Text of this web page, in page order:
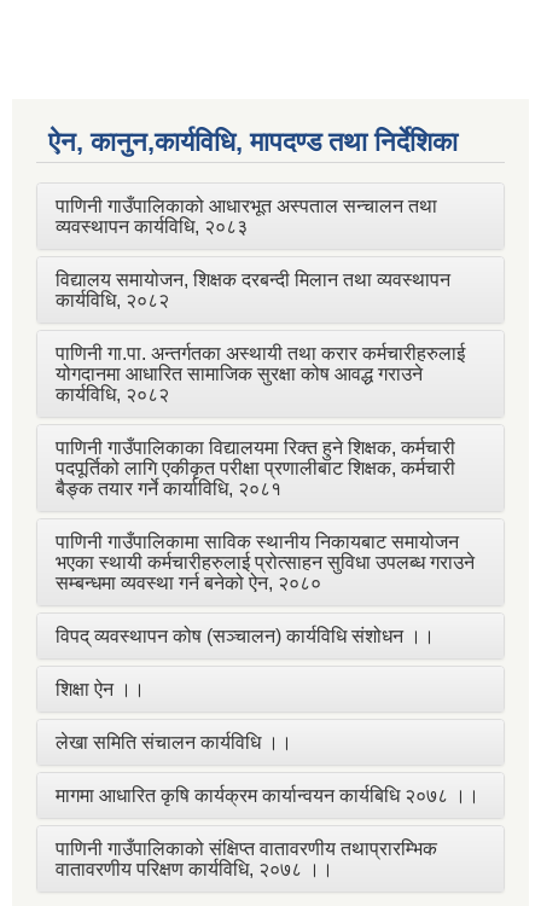
ऐन, कानुन,कार्यविधि, मापदण्ड तथा निर्देशिका
पाणिनी गाउँपालिकाको आधारभूत अस्पताल सन्चालन तथा
व्यवस्थापन कार्यविधि, २०८३
विद्यालय समायोजन, शिक्षक दरबन्दी मिलान तथा व्यवस्थापन
कार्यविधि, २०८२
पाणिनी गा.पा. अन्तर्गतका अस्थायी तथा करार कर्मचारीहरुलाई
योगदानमा आधारित सामाजिक सुरक्षा कोष आवद्ध गराउने
कार्यविधि, २०८२
पाणिनी गाउँपालिकाका विद्यालयमा रिक्त हुने शिक्षक, कर्मचारी
पदपूर्तिको लागि एकीकृत परीक्षा प्रणालीबाट शिक्षक, कर्मचारी
बैङ्क तयार गर्ने कार्याविधि, २०८१
पाणिनी गाउँपालिकामा साविक स्थानीय निकायबाट समायोजन
भएका स्थायी कर्मचारीहरुलाई प्रोत्साहन सुविधा उपलब्ध गराउने
सम्बन्धमा व्यवस्था गर्न बनेको ऐन, २०८०
विपद् व्यवस्थापन कोष (सञ्चालन) कार्यविधि संशोधन ।।
शिक्षा ऐन ।।
लेखा समिति संचालन कार्यविधि ।।
मागमा आधारित कृषि कार्यक्रम कार्यान्वयन कार्यबिधि २०७८ ।।
पाणिनी गाउँपालिकाको संक्षिप्त वातावरणीय तथाप्रारम्भिक
वातावरणीय परिक्षण कार्यविधि, २०७८ ।।